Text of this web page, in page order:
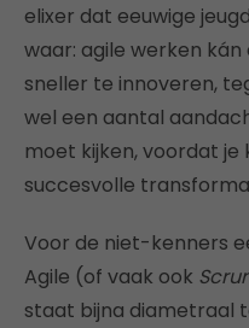
elixer dat eeuwige
waar: agile werken
sneller te innoveren,
wel een aantal
moet kijken, voordat je
succesvolle
Voor de niet-kenners
Agile (of vaak ook
staat bijna diametraal